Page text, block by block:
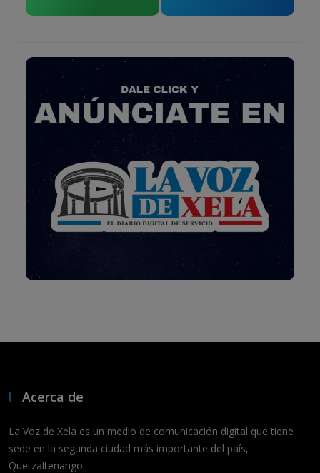
Acerca de
La Voz de Xela es un medio de comunicación digital que tiene
sede en la segunda ciudad más importante del país,
Quetzaltenango.